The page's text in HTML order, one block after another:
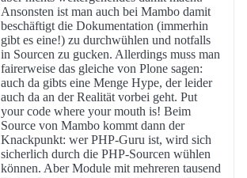
Ansonsten ist man auch bei Mambo damit
beschäftigt die Dokumentation (immerhin
gibt es eine!) zu durchwühlen und notfalls
in Sourcen zu gucken. Allerdings muss man
fairerweise das gleiche von Plone sagen:
auch da gibts eine Menge Hype, der leider
auch da an der Realität vorbei geht. Put
your code where your mouth is! Beim
Source von Mambo kommt dann der
Knackpunkt: wer PHP-Guru ist, wird sich
sicherlich durch die PHP-Sourcen wühlen
können. Aber Module mit mehreren tausend